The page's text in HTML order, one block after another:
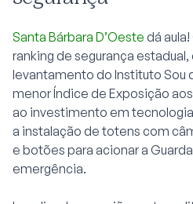
Santa Bárbara D’Oeste dá
ranking de segurança
levantamento do Instituto Sou
menor Índice de Exposição
ao investimento em
a instalação de totens com
e botões para acionar a
emergência.